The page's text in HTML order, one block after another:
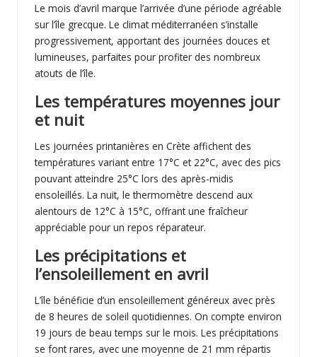
Le mois d’avril marque l’arrivée d’une période agréable
sur l’île grecque. Le climat méditerranéen s’installe
progressivement, apportant des journées douces et
lumineuses, parfaites pour profiter des nombreux
atouts de l’île.
Les températures moyennes jour
et nuit
Les journées printanières en Crète affichent des
températures variant entre 17°C et 22°C, avec des pics
pouvant atteindre 25°C lors des après-midis
ensoleillés. La nuit, le thermomètre descend aux
alentours de 12°C à 15°C, offrant une fraîcheur
appréciable pour un repos réparateur.
Les précipitations et
l’ensoleillement en avril
L’île bénéficie d’un ensoleillement généreux avec près
de 8 heures de soleil quotidiennes. On compte environ
19 jours de beau temps sur le mois. Les précipitations
se font rares, avec une moyenne de 21 mm répartis